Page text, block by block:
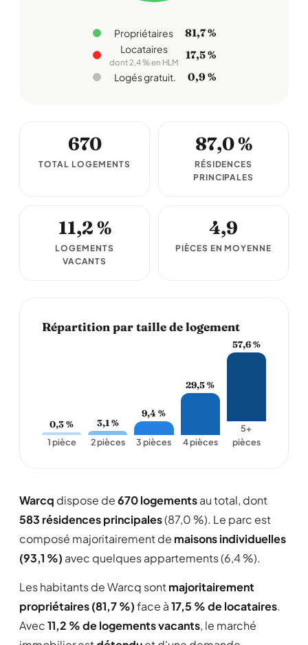
Propriétaires 81,7 %
Locataires
dont 2,4 % en HLM
17,5 %
Logés gratuit. 0,9 %
670
TOTAL LOGEMENTS
87,0 %
RÉSIDENCES
PRINCIPALES
11,2 %
LOGEMENTS
VACANTS
4,9
PIÈCES EN MOYENNE
Répartition par taille de logement
0,3 %
1 pièce
3,1 %
2 pièces
9,4 %
3 pièces
29,5 %
4 pièces
57,6 %
5+
pièces
Warcq dispose de670 logementsau total, dont
583 résidences principales(87,0 %). Le parc est
composé majoritairement de maisons individuelles
(93,1 %) avec quelques appartements (6,4 %).
Les habitants de Warcq sontmajoritairement
propriétaires (81,7 %)face à17,5 % de locataires.
Avec11,2 % de logements vacants, le marché